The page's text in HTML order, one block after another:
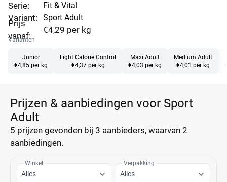
Serie:
Variant:
Prijs
vanaf:
Fit & Vital
Sport Adult
€4,29 per kg
Varianten
Junior
€4,85 per kg
Light Calorie Control
€4,37 per kg
Maxi Adult
€4,03 per kg
Medium Adult
€4,01 per kg
Prijzen & aanbiedingen voor Sport
Adult
5 prijzen gevonden bij 3 aanbieders, waarvan 2
aanbiedingen.
Winkel
Alles
Verpakking
Alles